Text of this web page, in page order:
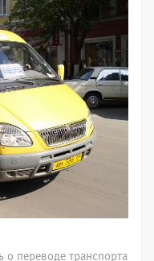
о переводе транспорта